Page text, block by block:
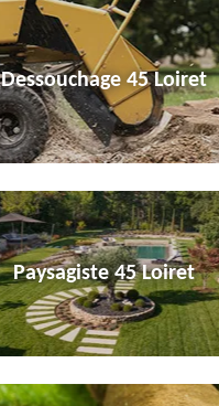
Dessouchage 45 Loiret
Paysagiste 45 Loiret